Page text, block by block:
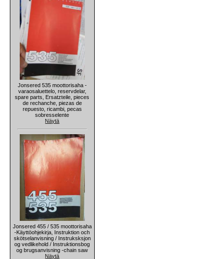
Jonsered 535 moottorisaha -
varaosaluettelo, reservdelar,
spare parts, Ersatzteile, pieces
de rechanche, piezas de
repuesto, ricambi, pecas
sobresselente
Näytä
Jonsered 455 / 535 moottorisaha
-Käyttöohjekirja, Instruktion och
skötselanvisning / Instruksksjon
og vedlikehold / Instruktionsbog
og brugsanvisning -chain saw
Näytä